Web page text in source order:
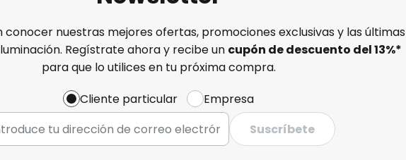
conocer nuestras mejores ofertas, promociones exclusivas y las últimas
Regístrate ahora y recibe un cupón de descuento del13%*
para que lo utilices en tu próxima compra.
Cliente particular
Empresa
Suscríbete